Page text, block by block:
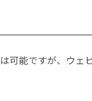
可能ですが、ウェ